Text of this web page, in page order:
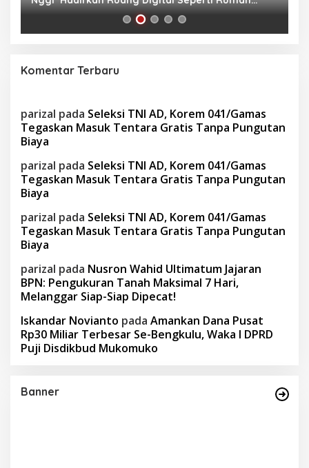
Sendiri
Komentar Terbaru
parizal pada Seleksi TNI AD, Korem 041/Gamas
Tegaskan Masuk Tentara Gratis Tanpa Pungutan
Biaya
parizal pada Seleksi TNI AD, Korem 041/Gamas
Tegaskan Masuk Tentara Gratis Tanpa Pungutan
Biaya
parizal pada Seleksi TNI AD, Korem 041/Gamas
Tegaskan Masuk Tentara Gratis Tanpa Pungutan
Biaya
parizal pada Nusron Wahid Ultimatum Jajaran
BPN: Pengukuran Tanah Maksimal 7 Hari,
Melanggar Siap-Siap Dipecat!
Iskandar Novianto pada Amankan Dana Pusat
Rp30 Miliar Terbesar Se-Bengkulu, Waka I DPRD
Puji Disdikbud Mukomuko
Banner